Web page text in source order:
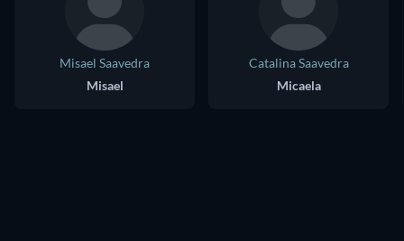
Misael Saavedra
Misael
Catalina Saavedra
Micaela